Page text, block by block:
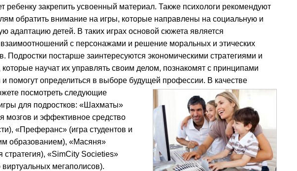
ребенку закрепить усвоенный материал. Также психологи рекомендуют
обратить внимание на игры, которые направлены на социальную и
адаптацию детей. В таких играх основой сюжета является
с персонажами и решение моральных и этических
Подростки постарше заинтересуются экономическими стратегиями и
которые научат их управлять своим делом, познакомят с принципами
и помогут определиться в выборе будущей профессии. В качестве
посмотреть следующие
для подростков: «Шахматы»
мозгов и эффективное средство
«Преферанс» (игра студентов и
образованием), «Масяня»
стратегия), «SimCity Societies»
виртуальных мегаполисов).